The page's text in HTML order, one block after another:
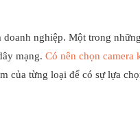
nghiệp. Một trong
mạng. Có nên chọn camera
của từng loại để có sự lựa